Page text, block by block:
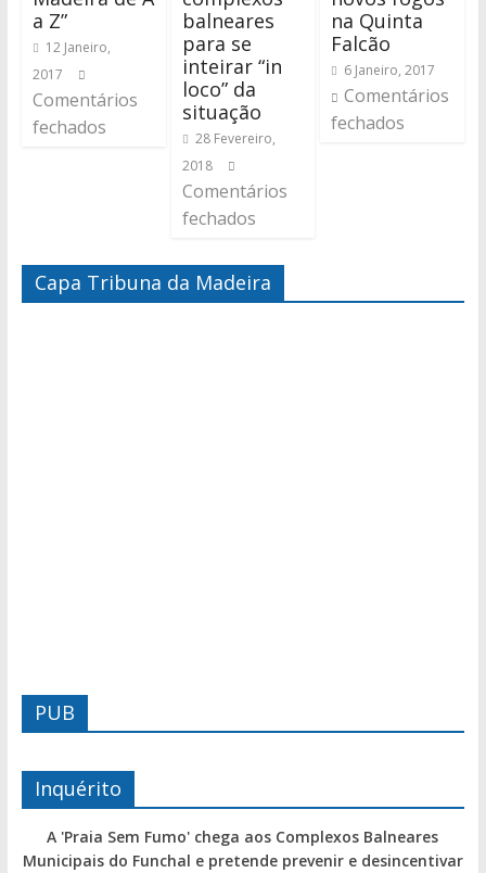
a Z”
12 Janeiro,
2017
Comentários
fechados
balneares
para se
inteirar “in
loco” da
situação
28 Fevereiro,
2018
Comentários
fechados
na Quinta
Falcão
6 Janeiro, 2017
Comentários
fechados
Capa Tribuna da Madeira
PUB
Inquérito
A 'Praia Sem Fumo' chega aos Complexos Balneares
Municipais do Funchal e pretende prevenir e desincentivar